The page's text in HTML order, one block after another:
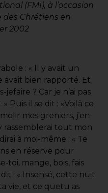
(FMI), à l’occasion
Chrétiens en
2002
: « Il y avait un
bien rapporté. Et
jefaire ? Car je n’ai pas
Puis il se dit : «Voilà ce
mes greniers, j’en
rassemblerai tout mon
à moi-même : « Te
en réserve pour
toi, mange, bois, fais
: « Insensé, cette nuit
vie, et ce quetu as